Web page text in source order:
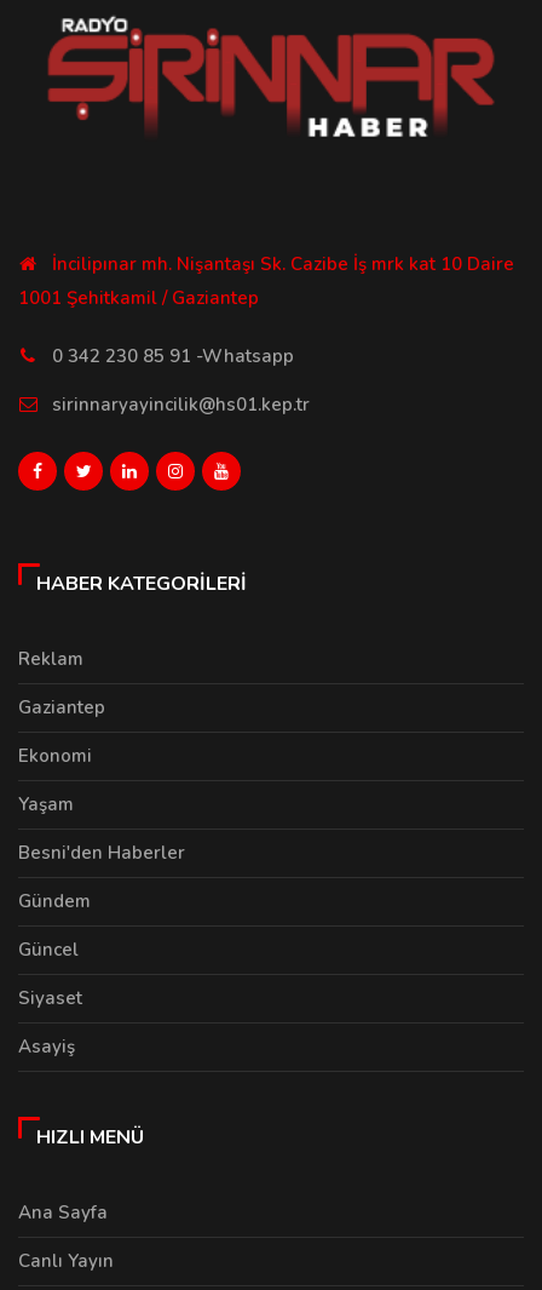
İncilipınar mh. Nişantaşı Sk. Cazibe İş mrk kat 10 Daire
1001 Şehitkamil / Gaziantep
0 342 230 85 91 -Whatsapp
sirinnaryayincilik@hs01.kep.tr
HABER KATEGORILERI
Reklam
Gaziantep
Ekonomi
Yaşam
Besni'den Haberler
Gündem
Güncel
Siyaset
Asayiş
HIZLI MENÜ
Ana Sayfa
Canlı Yayın